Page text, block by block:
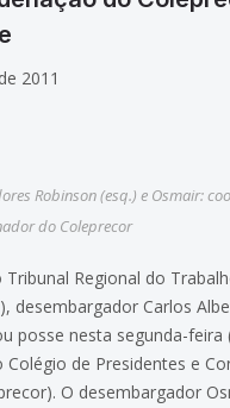
2011
Robinson (esq.) e Osmair:
do Coleprecor
Regional do
desembargador Carlos
posse nesta segunda-feira
de Presidentes e
O desembargador